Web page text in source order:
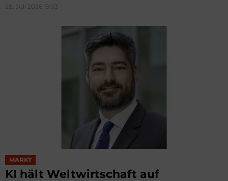
28. Juli 2026, 9:03
MARKT
KI hält Weltwirtschaft auf